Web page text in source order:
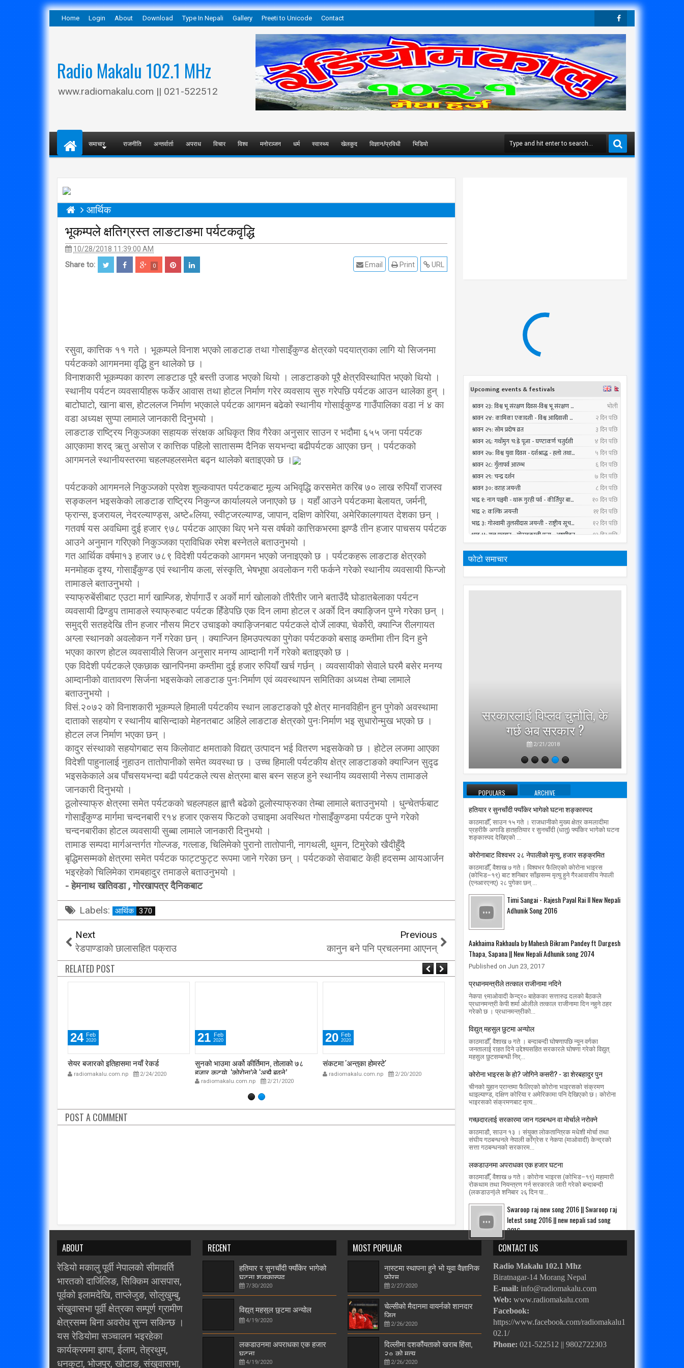
Home Login About Download Type In Nepali Gallery Preeti to Unicode Contact
Face
K
Twit
Radio Makalu 102.1 MHz
www.radiomakalu.com || 021-522512
समाचार राजनीति अन्तर्वार्ता अपराध विचार विश्व मनोरञ्जन धर्म स्वास्थ्य खेलकुद विज्ञान/प्रविधी भिडियो
आर्थिक
भूकम्पले क्षतिग्रस्त लाङटाङमा पर्यटकवृद्धि
10/28/2018 11:39:00 AM
Share to: 0 URL
Print
Email
रसुवा, कात्तिक ११ गते । भूकम्पले विनाश भएको लाङटाङ तथा गोसाइँकुण्ड क्षेत्रको पदयात्राका लागि यो सिजनमा
पर्यटकको आगमनमा वृद्धि हुन थालेको छ ।
विनाशकारी भूकम्पका कारण लाङटाङ पूरै बस्ती उजाड भएको थियो । लाङटाङको पूरै क्षेत्रविस्थापित भएको थियो ।
स्थानीय पर्यटन व्यवसायीहरू फर्केर आवास तथा होटल निर्माण गरेर व्यवसाय सुरु गरेपछि पर्यटक आउन थालेका हुन् ।
बाटोघाटो, खाना बास, होटललज निर्माण भएकाले पर्यटक आगमन बढेको स्थानीय गोसाईकुण्ड गाउँपालिका वडा नं ४ का
वडा अध्यक्ष सुप्पा लामाले जानकारी दिनुभयो ।
लाङटाङ राष्ट्रिय निकुञ्जका सहायक संरक्षक अधिकृत शिव गैरेका अनुसार साउन र भदौमा ६५५ जना पर्यटक
आएकामा शरद् ऋतु असोज र कात्तिक पहिलो सातासम्म दैनिक सयभन्दा बढीपर्यटक आएका छन् । पर्यटकको
आगमनले स्थानीयस्तरमा चहलपहलसमेत बढ्न थालेको बताइएको छ ।
पर्यटकको आगमनले निकुञ्जको प्रवेश शुल्कवापत पर्यटकबाट मूल्य अभिवृद्धि करसमेत करिब ७० लाख रुपियाँ राजस्व
सङ्कलन भइसकेको लाङटाङ राष्ट्रिय निकुन्ज कार्यालयले जनाएको छ । यहाँ आउने पर्यटकमा बेलायत, जर्मनी,
फ्रान्स, इजरायल, नेदरल्याण्ड्स, अष्टे«लिया, स्वीट्जरल्याण्ड, जापान, दक्षिण कोरिया, अमेरिकालगायत देशका छन् ।
गतवर्ष यस अवधिमा दुई हजार ९७८ पर्यटक आएका थिए भने यस वर्षको कात्तिकभरमा झण्डै तीन हजार पाचसय पर्यटक
आउने अनुमान गरिएको निकुञ्जका प्राविधिक रमेश बस्नेतले बताउनुभयो ।
गत आर्थिक वर्षमा१३ हजार ७८९ विदेशी पर्यटकको आगमन भएको जनाइएको छ । पर्यटकहरू लाङटाङ क्षेत्रको
मनमोहक दृश्य, गोसाइँकुण्ड एवं स्थानीय कला, संस्कृति, भेषभूषा अवलोकन गरी फर्कने गरेको स्थानीय व्यवसायी फिन्जो
तामाङले बताउनुभयो ।
स्याफ्रुबेंसीबाट एउटा मार्ग खाम्जिङ, शेर्पागाउँ र अर्काे मार्ग खोलाको तीरैतीर जाने बताउँदै घोडातबेलाका पर्यटन
व्यवसायी ढिण्डुप तामाङले स्याफ्रुबाट पर्यटक हिँडेपछि एक दिन लामा होटल र अर्काे दिन क्याङ्जिन पुग्ने गरेका छन् ।
समुद्री सतहदेखि तीन हजार नौसय मिटर उचाइको क्याङ्जिनबाट पर्यटकले दोर्जे लाक्पा, चेर्कोरी, क्यान्जि रीलगायत
अग्ला स्थानको अवलोकन गर्ने गरेका छन् । क्यान्जिन हिमउपत्यका पुगेका पर्यटकको बसाइ कम्तीमा तीन दिन हुने
भएका कारण होटल व्यवसायीले सिजन अनुसार मनग्य आम्दानी गर्ने गरेको बताइएको छ ।
एक विदेशी पर्यटकले एकछाक खानपिनमा कम्तीमा दुई हजार रुपियाँ खर्च गर्छन् । व्यवसायीको सेवाले घरमै बसेर मनग्य
आम्दानीको वातावरण सिर्जना भइसकेको लाङटाङ पुनःनिर्माण एवं व्यवस्थापन समितिका अध्यक्ष तेम्बा लामाले
बताउनुभयो ।
विसं.२०७२ को विनाशकारी भूकम्पले हिमाली पर्यटकीय स्थान लाङटाङको पूरै क्षेत्र मानवविहीन हुन पुगेको अवस्थामा
दाताको सहयोग र स्थानीय बासिन्दाको मेहनतबाट अहिले लाङटाङ क्षेत्रको पुनःनिर्माण भइ सुधारोन्मुख भएको छ ।
होटल लज निर्माण भएका छन् ।
कादुर संस्थाको सहयोगबाट सय किलोवाट क्षमताको विद्यत् उत्पादन भई वितरण भइसकेको छ । होटेल लजमा आएका
विदेशी पाहुनालाई नुहाउन तातोपानीको समेत व्यवस्था छ । उच्च हिमाली पर्यटकीय क्षेत्र लाङटाङको क्यान्जिन सुदृढ
भइसकेकाले अब पाँचसयभन्दा बढी पर्यटकले त्यस क्षेत्रमा बास बस्न सहज हुने स्थानीय व्यवसायी नेरूप तामाङले
जानकारी दिनुभयो ।
ठूलोस्याफ्रु क्षेत्रमा समेत पर्यटकको चहलपहल ह्वात्तै बढेको ठूलोस्याफ्रुका तेम्बा लामाले बताउनुभयो । धुन्चेतर्फबाट
गोसाइँकुण्ड मार्गमा चन्दनबारी र१४ हजार एकसय फिटको उचाइमा अवस्थित गोसाइँकुण्डमा पर्यटक पुग्ने गरेको
चन्दनबारीका होटल व्यवसायी सुब्बा लामाले जानकारी दिनुभयो ।
तामाङ सम्पदा मार्गअन्तर्गत गोल्जङ, गत्लाङ, चिलिमेको पुरानो तातोपानी, नागथली, थुमन, टिमुरेको खैदीहुँदै
बृद्धिमसम्मको क्षेत्रमा समेत पर्यटक फाट्टफुट्ट रूपमा जाने गरेका छन् । पर्यटकको सेवाबाट केही हदसम्म आयआर्जन
भइरहेको चिलिमेका रामबहादुर तमाङले बताउनुभयो ।
- हेमनाथ खतिवडा , गोरखापत्र दैनिकबाट
Labels: आर्थिक 370
Next
रेडपाण्डाको छालासहित पक्राउ
Previous
कानुन बने पनि प्रचलनमा आएनन्
RELATED POST
24 Feb
2020
सेयर बजारको इतिहासमा नयाँ रेकर्ड
radiomakalu.com.np 2/24/2020
21 Feb
2020
सुनको भाउमा अर्को कीर्तिमान, तोलाको ७८
हजार कट्यो, ‘कोरोना’ले ‘अझै बढ्ने’
radiomakalu.com.np 2/21/2020
20 Feb
2020
संकटमा 'अन्तुका होमस्टे'
radiomakalu.com.np 2/20/2020
Mar
2020
ओझेलमा कान्छो राष्ट्रिय निकुञ्ज
radiomakalu.com.np 3/1/2020
01 2020
radiomakalu.com.np
POST A COMMENT
फोटो समाचार
2/20/2020
प्रतिपक्षबिनाको सदन हुँदैन–
उपनेता गच्छदार
3/11/2018
विप्लव समूह संविधानको
दायराभित्र आएर हिँड्नुको
विकल्प छैन् : मुख्यमन्त्री राई
3/10/2018
सरकारलाई विप्लव चुनौति, के
गर्छ अब सरकार ?
2/21/2018
POPULARS ARCHIVE
हतियार र सुनचाँदी फ्याँकेर भागेको घटना शङ्कास्पद
काठमाडौँ, साउन १५ गते । राजधानीको मुख्य क्षेत्र कमलादीमा
प्रहरीकै अगाडि हातहतियार र सुनचाँदी (धातु) फ्याँकेर भागेको घटना
शङ्कास्पद देखिएको ...
काेराेनाबाट विश्वभर २८ नेपालीको मृत्यु, हजार सङ्क्रमित
काठमाडौँ, वैशाख ७ गते । विश्वभर फैलिएको कोरोना भाइरस
(कोभिड–१९) बाट शनिबार साँझसम्म मृत्यु हुने गैरआवासीय नेपाली
(एनआरएनए) २८ पुगेका छन् ...
Timi Sangai - Rajesh Payal Rai ll New Nepali
Adhunik Song 2016
Aakhaima Rakhaula by Mahesh Bikram Pandey ft Durgesh
Thapa, Sapana || New Nepali Adhunik song 2074
Published on Jun 23, 2017
प्रधानमन्त्रीले तत्काल राजीनामा नदिने
नेकपा ९माओवादी केन्द्र० बाहेकका सत्तारुढ दलको बैठकले
प्रधानमन्त्री केपी शर्मा ओलीले तत्काल राजीनामा दिन नहुने ठहर
गरेको छ । प्रधानमन्त्रीको...
विद्युत् महसुल छुटमा अन्योल
काठमाडौँ, वैशाख ७ गते । बन्दाबन्दी घोषणापछि न्यून वर्गका
जनतालाई राहत दिने उद्देश्यसहित सरकारले घोषणा गरेको विद्युत्
महसुल छुटसम्बन्धी निर्...
कोरोना भाइरस के हो? जोगिने कसरी? - डा शेरबहादुर पुन
चीनको युहान प्रान्तमा फैलिएको कोरोना भाइरसको संक्रमण
थाइल्याण्ड, दक्षिण कोरिया र अमेरिकामा पनि देखिएको छ। कोरोना
भाइरसको संक्रमणबाट मृत्य...
गच्छदारलाई सरकारमा जान गठबन्धन वा मोर्चाले नरोक्ने
काठमाडौ, साउन १३ । संयुक्त लोकतान्त्रिक मधेशी मोर्चा तथा
संघीय गठबन्धनले नेपाली काँग्रेस र नेकपा (माओवादी) केन्द्रको
सत्ता गठबन्धनको सरकारम...
लकडाउनमा अपराधका एक हजार घटना
काठमाडौँ, वैशाख ७ गते । कोरोना भाइरस (कोभिड–१९) महामारी
रोकथाम तथा नियन्त्रण गर्न सरकारले जारी गरेको बन्दाबन्दी
(लकडाउन)ले शनिबार २६ दिन पा...
Swaroop raj new song 2016 || Swaroop raj
letest song 2016 || new nepali sad song
2016
ABOUT
रेडियो मकालु पूर्वी नेपालको सीमावर्ति
भारतको दार्जिलिङ, सिक्किम आसपास,
पूर्वको इलामदेखि, ताप्लेजुङ, सोलुखुम्बु,
संखुवासभा पूर्वी क्षेत्रका सम्पूर्ण ग्रामीण
क्षेत्रसम्म बिना अवरोध सुन्न सकिन्छ ।
यस रेडियोमा सञ्चालन भइरहेका
कार्यक्रममा झापा, ईलाम, तेह्रथुम,
धनकुटा, भोजपुर, खोटाङ, संखुवासभा,
RECENT
हतियार र सुनचाँदी फ्याँकेर भागेको
घटना शङ्कास्पद
7/30/2020
विद्युत् महसुल छुटमा अन्योल
4/19/2020
लकडाउनमा अपराधका एक हजार
घटना
4/19/2020
MOST POPULAR
नास्टमा स्थापना हुने भो युवा वैज्ञानिक
फोरम
2/27/2020
चेल्सीको मैदानमा वायर्नको शानदार
जित
2/26/2020
दिल्लीमा दशकौंयताको खराब हिंसा,
२० को मृत्यु
2/26/2020
CONTACT US
Radio Makalu 102.1 Mhz
Biratnagar-14 Morang Nepal
E-mail: info@radiomakalu.com
Web: www.radiomakalu.com
Facebook:
https://www.facebook.com/radiomakalu1
02.1/
Phone: 021-522512 || 9802722303